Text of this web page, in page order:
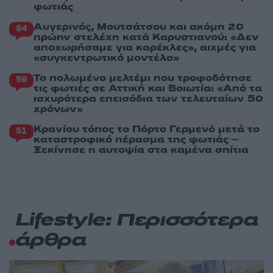
φωτιάς
84 Αυγερινός, Μουτσάτσου και ακόμη 20
πρώην στελέχη κατά Καρυστιανού: «Δεν
αποχωρήσαμε για καρέκλες», αιχμές για
«συγκεντρωτικό μοντέλο»
59 Το πολωμένο μελτέμι που τροφοδότησε
τις φωτιές σε Αττική και Βοιωτία: «Από τα
ισχυρότερα επεισόδια των τελευταίων 50
χρόνων»
51 Κρανίου τόπος το Πόρτο Γερμενό μετά το
καταστροφικό πέρασμα της φωτιάς –
Ξεκίνησε η αυτοψία στα καμένα σπίτια
Lifestyle: Περισσότερα
άρθρα